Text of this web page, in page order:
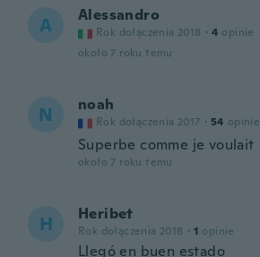
A Alessandro
Rok dołączenia 2018 · 4 opinie
około 7 roku temu
N noah
Rok dołączenia 2017 · 54 opinie
Superbe comme je voulait
około 7 roku temu
H Heribet
Rok dołączenia 2018 · 1 opinie
Llegó en buen estado